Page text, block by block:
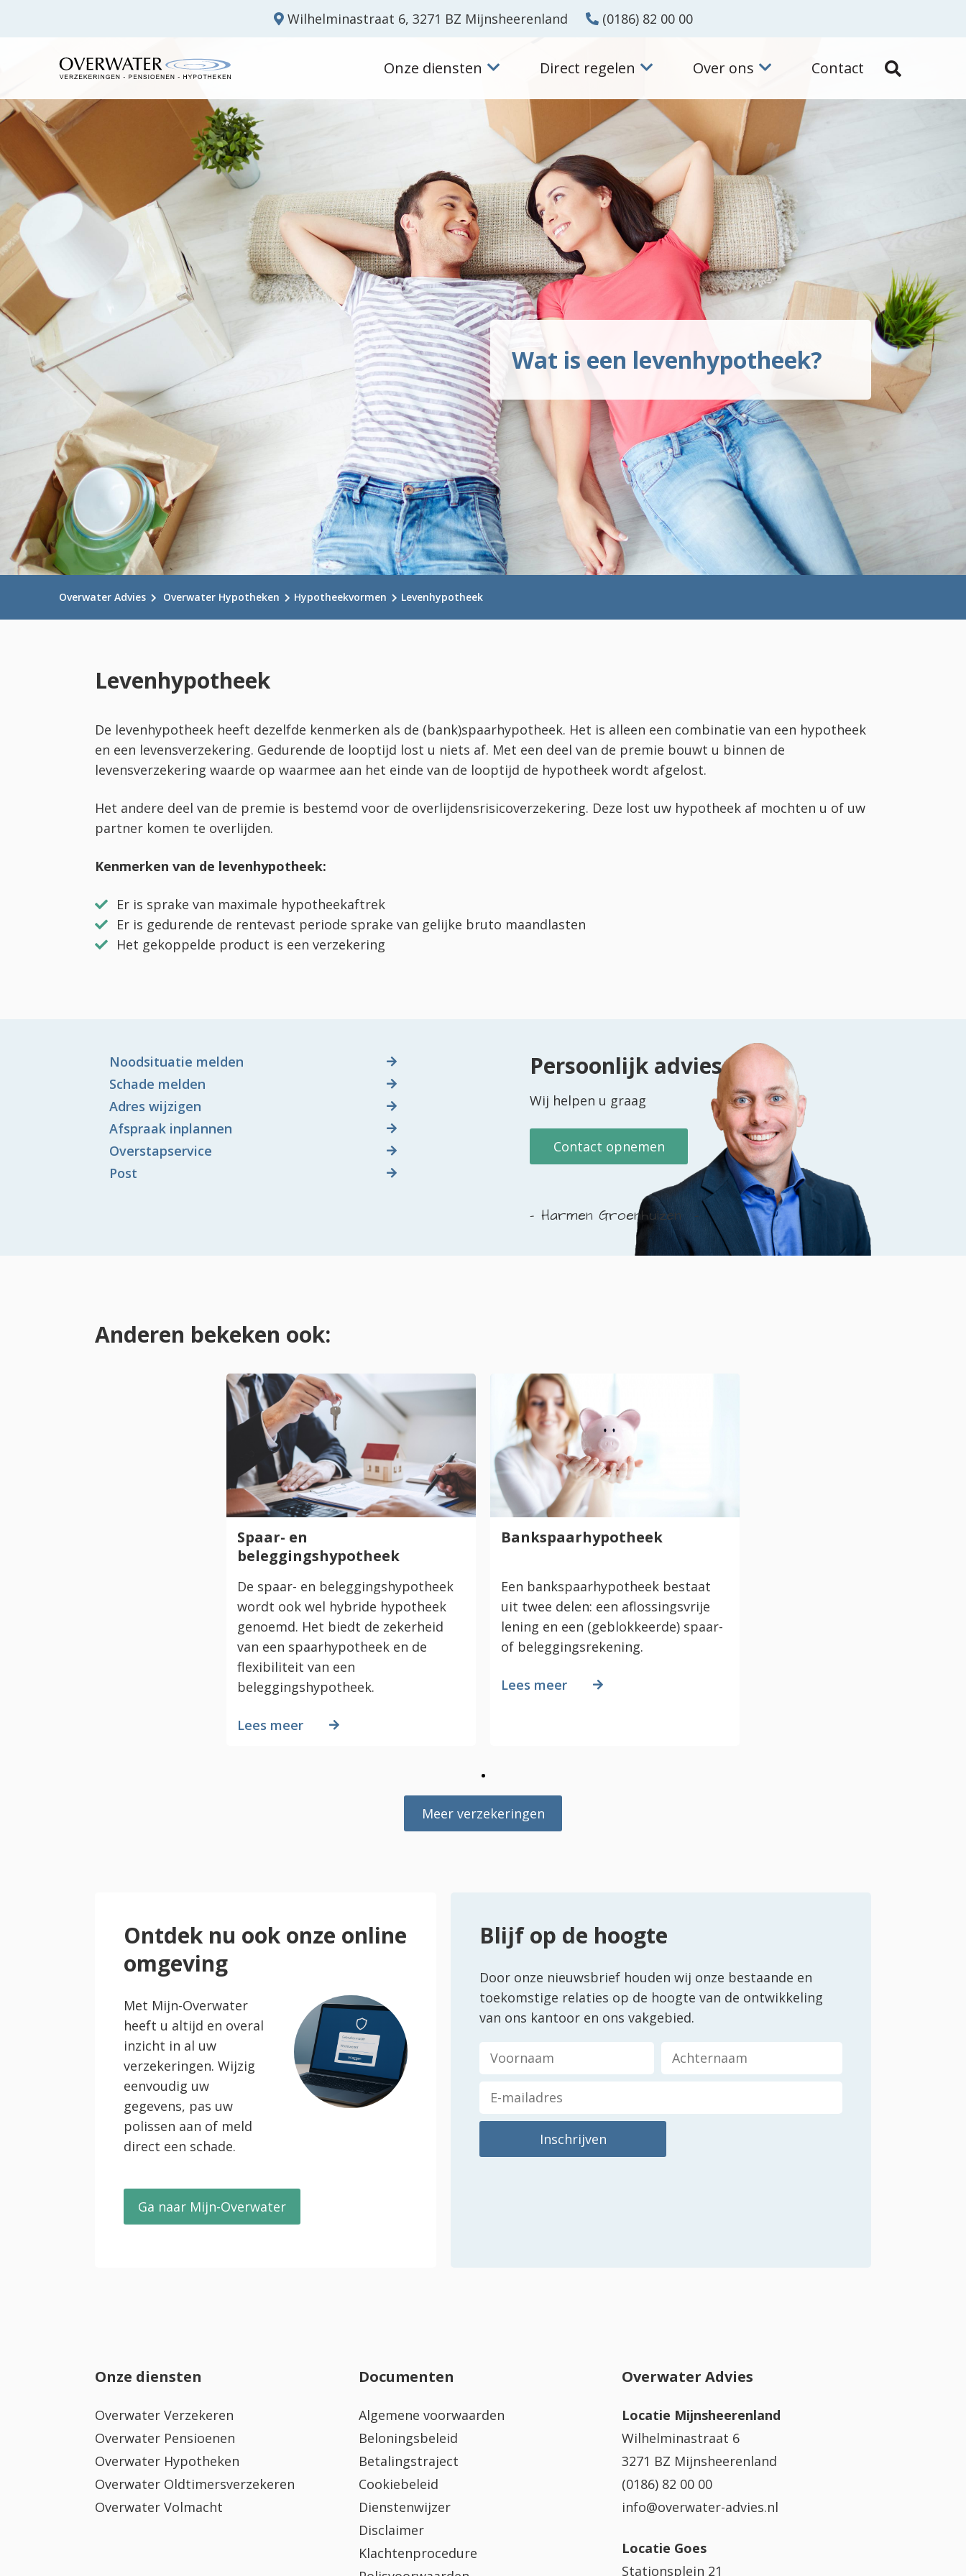
Wilhelminastraat 6, 3271 BZ Mijnsheerenland (0186) 82 00 00
Onze diensten Direct regelen Over ons Contact
Wat is een levenhypotheek?
Overwater Advies Overwater Hypotheken Hypotheekvormen Levenhypotheek
Levenhypotheek
De levenhypotheek heeft dezelfde kenmerken als de (bank)spaarhypotheek. Het is alleen een combinatie van een hypotheek
en een levensverzekering. Gedurende de looptijd lost u niets af. Met een deel van de premie bouwt u binnen de
levensverzekering waarde op waarmee aan het einde van de looptijd de hypotheek wordt afgelost.
Het andere deel van de premie is bestemd voor de overlijdensrisicoverzekering. Deze lost uw hypotheek af mochten u of uw
partner komen te overlijden.
Kenmerken van de levenhypotheek:
Er is sprake van maximale hypotheekaftrek
Er is gedurende de rentevast periode sprake van gelijke bruto maandlasten
Het gekoppelde product is een verzekering
Noodsituatie melden
Schade melden
Adres wijzigen
Afspraak inplannen
Overstapservice
Post
Persoonlijk advies
Wij helpen u graag
Contact opnemen
Harmen Groenhuizen
Anderen bekeken ook:
Spaar- en
beleggingshypotheek
De spaar- en beleggingshypotheek
wordt ook wel hybride hypotheek
genoemd. Het biedt de zekerheid
van een spaarhypotheek en de
flexibiliteit van een
beleggingshypotheek.
Lees meer
Bankspaarhypotheek
Een bankspaarhypotheek bestaat
uit twee delen: een aflossingsvrije
lening en een (geblokkeerde) spaar-
of beleggingsrekening.
Lees meer
Meer verzekeringen
Ontdek nu ook onze online
omgeving
Met Mijn-Overwater
heeft u altijd en overal
inzicht in al uw
verzekeringen. Wijzig
eenvoudig uw
gegevens, pas uw
polissen aan of meld
direct een schade.
Ga naar Mijn-Overwater
Blijf op de hoogte
Door onze nieuwsbrief houden wij onze bestaande en
toekomstige relaties op de hoogte van de ontwikkeling
van ons kantoor en ons vakgebied.
Onze diensten
Overwater Verzekeren
Overwater Pensioenen
Overwater Hypotheken
Overwater Oldtimersverzekeren
Overwater Volmacht
Documenten
Algemene voorwaarden
Beloningsbeleid
Betalingstraject
Cookiebeleid
Dienstenwijzer
Disclaimer
Klachtenprocedure
Overwater Advies
Locatie Mijnsheerenland
Wilhelminastraat 6
3271 BZ Mijnsheerenland
(0186) 82 00 00
info@overwater-advies.nl
Locatie Goes
Stationsplein 21